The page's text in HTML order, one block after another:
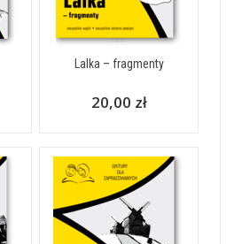
Lalka – fragmenty
20,00 zł